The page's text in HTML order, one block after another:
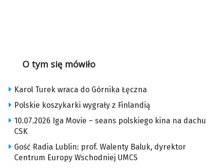
O tym się mówiło
Karol Turek wraca do Górnika Łęczna
Polskie koszykarki wygrały z Finlandią
10.07.2026 Iga Movie – seans polskiego kina na dachu
CSK
Gość Radia Lublin: prof. Walenty Baluk, dyrektor
Centrum Europy Wschodniej UMCS